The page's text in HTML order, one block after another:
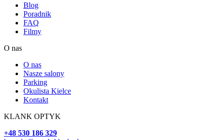
Blog
Poradnik
FAQ
Filmy
O nas
O nas
Nasze salony
Parking
Okulista Kielce
Kontakt
KLANK OPTYK
+48 530 186 329